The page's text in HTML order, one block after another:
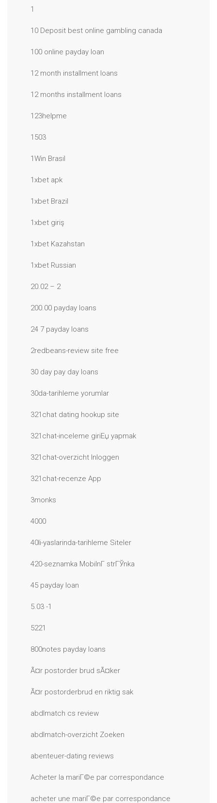
1
10 Deposit best online gambling canada
100 online payday loan
12 month installment loans
12 months installment loans
123helpme
1503
1Win Brasil
1xbet apk
1xbet Brazil
1xbet giriş
1xbet Kazahstan
1xbet Russian
20.02 – 2
200.00 payday loans
24 7 payday loans
2redbeans-review site free
30 day pay day loans
30da-tarihleme yorumlar
321chat dating hookup site
321chat-inceleme giriЕџ yapmak
321chat-overzicht Inloggen
321chat-recenze App
3monks
4000
40li-yaslarinda-tarihleme Siteler
420-seznamka MobilnГ­ strГЎnka
45 payday loan
5.03 -1
5221
800notes payday loans
Ã¤r postorder brud sÃ¤ker
Ã¤r postorderbrud en riktig sak
abdlmatch cs review
abdlmatch-overzicht Zoeken
abenteuer-dating reviews
Acheter la mariГ©e par correspondance
acheter une mariГ©e par correspondance